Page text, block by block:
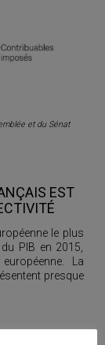
et du Sénat
EST
le plus
PIB en 2015,
La
presque